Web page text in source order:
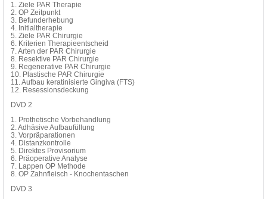
1. Ziele PAR Therapie
2. OP Zeitpunkt
3. Befunderhebung
4. Initialtherapie
5. Ziele PAR Chirurgie
6. Kriterien Therapieentscheid
7. Arten der PAR Chirurgie
8. Resektive PAR Chirurgie
9. Regenerative PAR Chirurgie
10. Plastische PAR Chirurgie
11. Aufbau keratinisierte Gingiva (FTS)
12. Resessionsdeckung
DVD 2
1. Prothetische Vorbehandlung
2. Adhäsive Aufbaufüllung
3. Vorpräparationen
4. Distanzkontrolle
5. Direktes Provisorium
6. Präoperative Analyse
7. Lappen OP Methode
8. OP Zahnfleisch - Knochentaschen
DVD 3